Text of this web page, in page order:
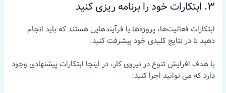
3. ابتکارات خود را برنامه ریزی کنید
ابتکارات فعالیت‌ها، پروژه‌ها یا فرآیندهایی هستند که باید انجام
دهید تا در نتایج کلیدی خود پیشرفت کنید.
با هدف افزایش تنوع در نیروی کار، در اینجا ابتکارات پیشنهادی وجود
دارد که می توانید اجرا کنید: